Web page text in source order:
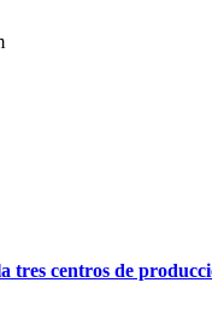
tres centros de